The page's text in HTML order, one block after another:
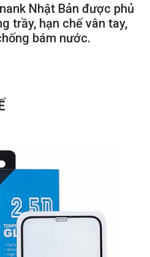
Nhật Bản được phủ
trầy, hạn chế vân tay,
bám nước.